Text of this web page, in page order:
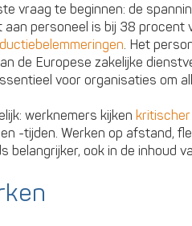
vraag te beginnen: de
personeel is bij 38 procent
. Het
de Europese zakelijke
voor organisaties om
werknemers kijken kritischer
-tijden. Werken op afstand,
belangrijker, ook in de inhoud